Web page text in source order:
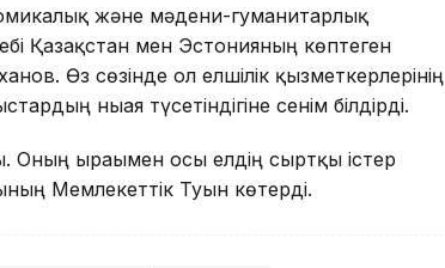
және мәдени-гуманитарлық
Қазақстан мен Эстонияның көптеген
Өз сөзінде ол елшілік қызметкерлерінің
нығая түсетіндігіне сенім білдірді.
ырғағымен осы елдің сыртқы істер
Мемлекеттік Туын көтерді.